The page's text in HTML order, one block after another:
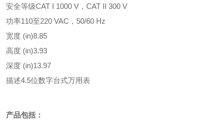
安全等级CAT I 1000 V，CAT II 300 V
功率110至220 VAC，50/60 Hz
宽度 (in)8.85
高度 (in)3.93
深度 (in)13.97
描述4.5位数字台式万用表
产品包括：